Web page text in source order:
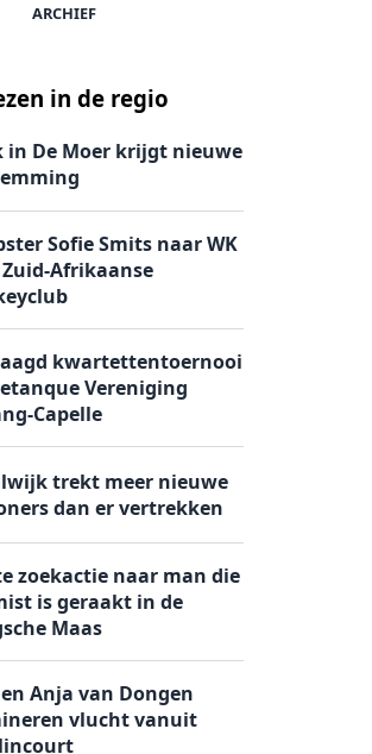
ARCHIEF
in de regio
in De Moer krijgt nieuwe
Sofie Smits naar WK
Afrikaanse
kwartettentoernooi
Vereniging
Capelle
trekt meer nieuwe
dan er vertrekken
zoekactie naar man die
is geraakt in de
Maas
Anja van Dongen
vlucht vanuit